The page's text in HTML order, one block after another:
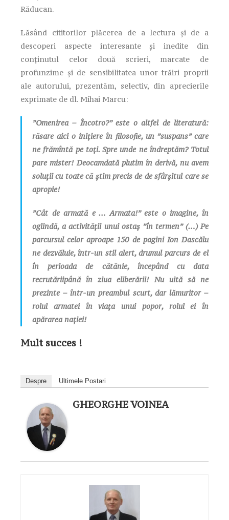
Răducan.
Lăsând cititorilor plăcerea de a lectura și de a
descoperi aspecte interesante și inedite din
conținutul celor două scrieri, marcate de
profunzime și de sensibilitatea unor trăiri proprii
ale autorului, prezentăm, selectiv, din aprecierile
exprimate de dl. Mihai Marcu:
”Omenirea – Încotro?” este o altfel de literatură:
răsare aici o inițiere în filosofie, un ”suspans” care
ne frămîntă pe toți. Spre unde ne îndreptăm? Totul
pare mister! Deocamdată plutim în derivă, nu avem
soluții cu toate că știm precis de de sfârșitul care se
apropie!
”Cât de armată e … Armata!” este o imagine, în
oglindă, a activității unui ostaș ”în termen” (…) Pe
parcursul celor aproape 150 de pagini Ion Dascălu
ne dezvăluie, într-un stil alert, drumul parcurs de el
în perioada de cătănie, începând cu data
recrutăriipână în ziua eliberării! Nu uită să ne
prezinte – într-un preambul scurt, dar lămuritor –
rolul armatei în viața unui popor, rolul ei în
apărarea nației!
Mult succes !
Despre Ultimele Postari
GHEORGHE VOINEA